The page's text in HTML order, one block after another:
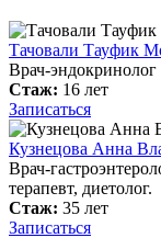
Тачовали Тауфик
Врач-эндокринолог
Стаж: 16 лет
Записаться
Кузнецова Анна
Врач-
терапевт, диетолог.
Стаж: 35 лет
Записаться